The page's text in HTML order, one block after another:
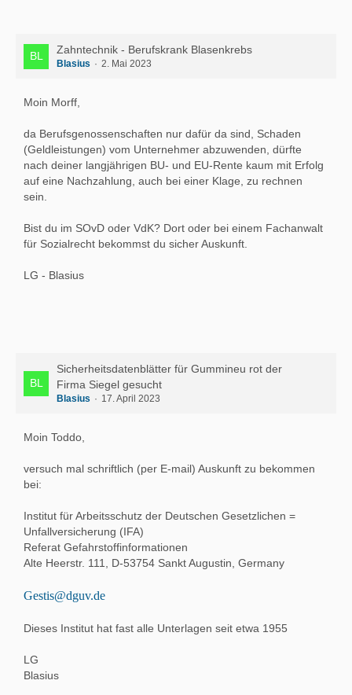
Zahntechnik - Berufskrank Blasenkrebs
Blasius 2. Mai 2023
Moin Morff,
da Berufsgenossenschaften nur dafür da sind, Schaden
(Geldleistungen) vom Unternehmer abzuwenden, dürfte
nach deiner langjährigen BU- und EU-Rente kaum mit Erfolg
auf eine Nachzahlung, auch bei einer Klage, zu rechnen
sein.
Bist du im SOvD oder VdK? Dort oder bei einem Fachanwalt
für Sozialrecht bekommst du sicher Auskunft.
LG - Blasius
Sicherheitsdatenblätter für Gummineu rot der
Firma Siegel gesucht
Blasius 17. April 2023
Moin Toddo,
versuch mal schriftlich (per E-mail) Auskunft zu bekommen
bei:
Institut für Arbeitsschutz der Deutschen Gesetzlichen =
Unfallversicherung (IFA)
Referat Gefahrstoffinformationen
Alte Heerstr. 111, D-53754 Sankt Augustin, Germany
Gestis@dguv.de
Dieses Institut hat fast alle Unterlagen seit etwa 1955
LG
Blasius